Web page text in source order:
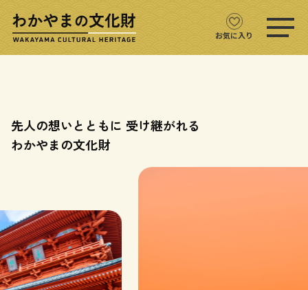
お気に入り
テーマからさがす
文化財クイズ
文化財をめぐる
先人の想いとともに 受け継がれる
わかやまの文化財